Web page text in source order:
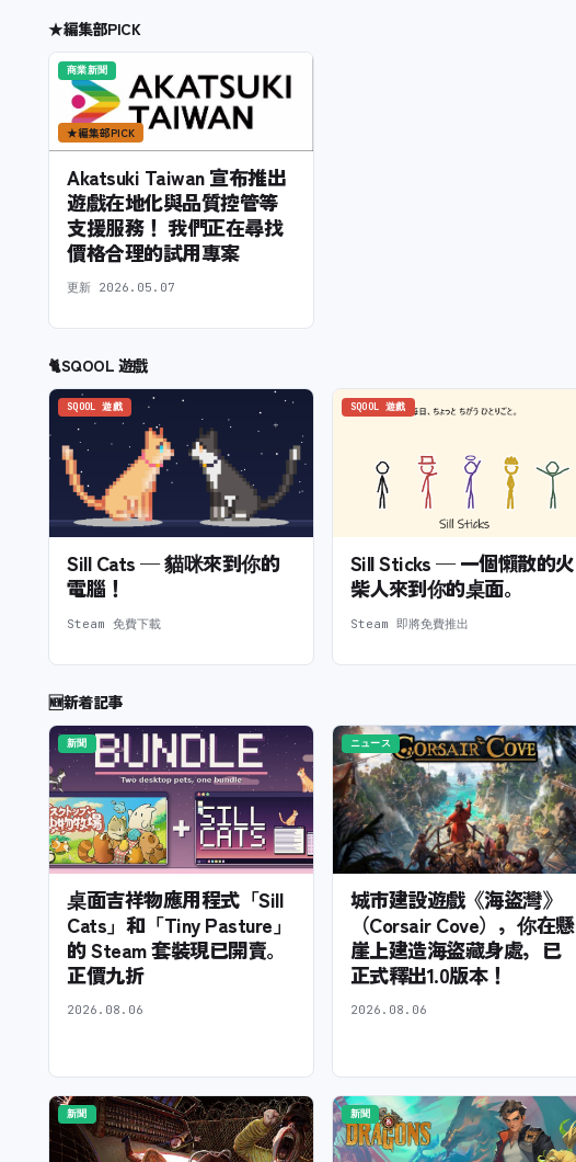
★編集部PICK
商業新聞
★編集部PICK
Akatsuki Taiwan 宣布推出
遊戲在地化與品質控管等
支援服務！ 我們正在尋找
價格合理的試用專案
更新 2026.05.07
🐈SQOOL 遊戲
SQOOL 遊戲
Sill Cats — 貓咪來到你的
電腦！
Steam 免費下載
SQOOL 遊戲
Sill Sticks — 一個懶散的火
柴人來到你的桌面。
Steam 即將免費推出
🆕新着記事
新聞
桌面吉祥物應用程式「Sill
Cats」和「Tiny Pasture」
的 Steam 套裝現已開賣。
正價九折
2026.08.06
ニュース
城市建設遊戲《海盜灣》
（Corsair Cove），你在懸
崖上建造海盜藏身處，已
正式釋出1.0版本！
2026.08.06
新聞 新聞